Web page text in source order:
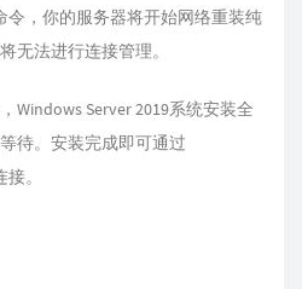
令，你的服务器将开始网络重装纯
无法进行连接管理。
Windows Server 2019系统安装全
待。安装完成即可通过
。